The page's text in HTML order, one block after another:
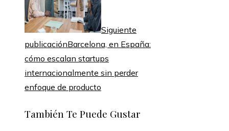
Siguiente
publicaciónBarcelona, en España:
cómo escalan startups
internacionalmente sin perder
enfoque de producto
También Te Puede Gustar